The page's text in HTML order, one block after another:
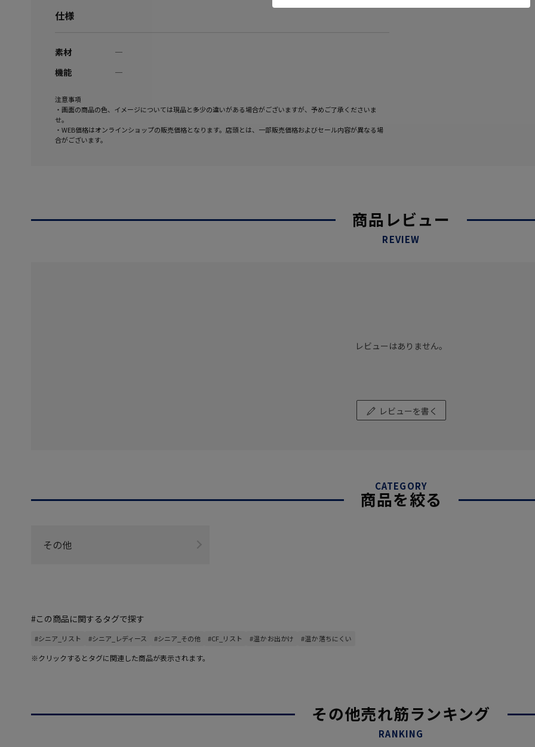
仕様
素材
―
機能
―
注意事項
・画面の商品の色、イメージについては現品と多少の違いがある場合がございますが、予めご了承くださいま
せ。
・WEB価格はオンラインショップの販売価格となります。店頭とは、一部販売価格およびセール内容が異なる場
合がございます。
商品レビュー
REVIEW
レビューはありません。
レビューを書く
CATEGORY
商品を絞る
その他
#この商品に関するタグで探す
#シニア_リスト #シニア_レディース #シニア_その他 #CF_リスト #温か お出かけ #温か 落ちにくい
※クリックするとタグに関連した商品が表示されます。
その他売れ筋ランキング
RANKING